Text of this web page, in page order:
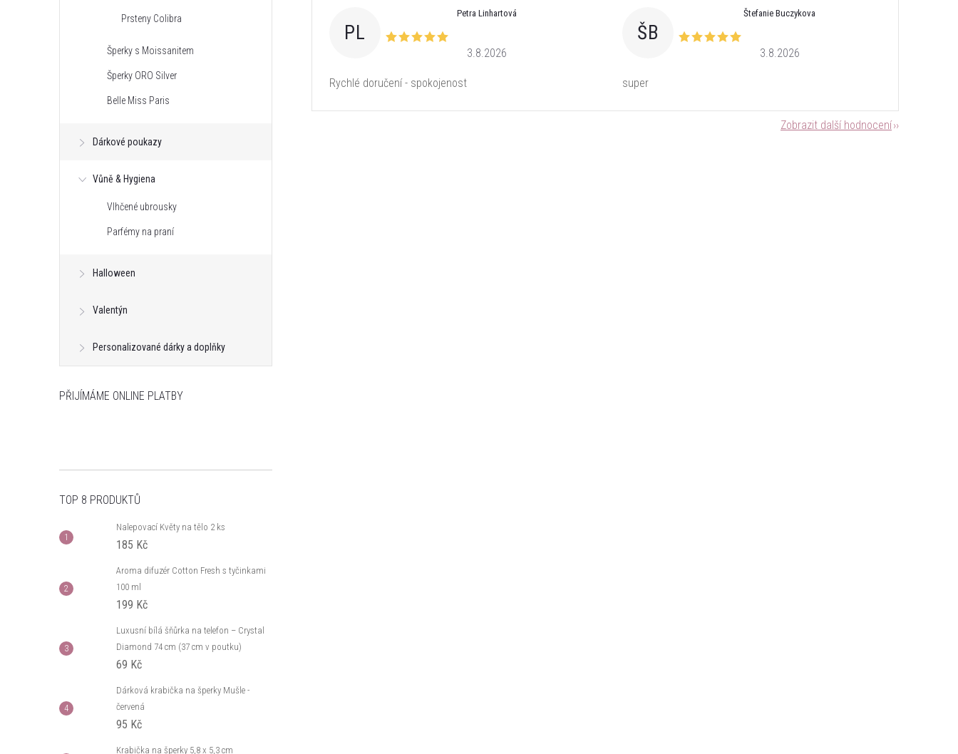
Prsteny Colibra
Šperky s Moissanitem
Šperky ORO Silver
Belle Miss Paris
Dárkové poukazy
Vůně & Hygiena
Vlhčené ubrousky
Parfémy na praní
Halloween
Valentýn
Personalizované dárky a doplňky
PŘIJÍMÁME ONLINE PLATBY
TOP 8 PRODUKTŮ
Nalepovací Květy na tělo 2 ks
185 Kč
Aroma difuzér Cotton Fresh s tyčinkami
100 ml
199 Kč
Luxusní bílá šňůrka na telefon – Crystal
Diamond 74 cm (37 cm v poutku)
69 Kč
Dárková krabička na šperky Mušle -
červená
95 Kč
Krabička na šperky 5,8 x 5,3 cm
PL
Petra Linhartová
3.8.2026
Rychlé doručení - spokojenost
ŠB
Štefanie Buczykova
3.8.2026
super
Zobrazit další hodnocení